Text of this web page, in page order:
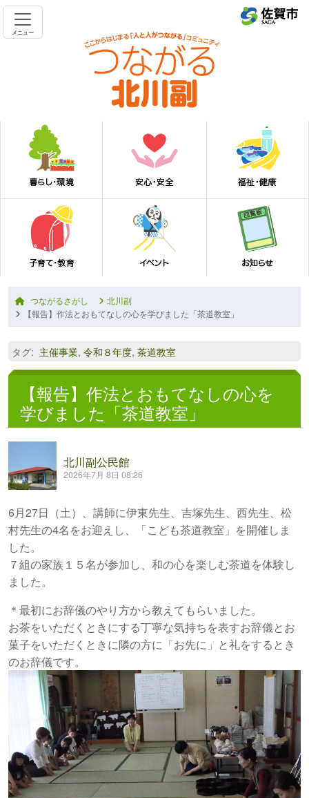
メニュー
つながるさがし
北川副
【報告】作法とおもてなしの心を学びました「茶道教室」
タグ: 主催事業, 令和８年度, 茶道教室
【報告】作法とおもてなしの心を
学びました「茶道教室」
北川副公民館
2026年7月 8日 08:26
6月27日（土）、講師に伊東先生、吉塚先生、西先生、松
村先生の4名をお迎えし、「こども茶道教室」を開催しま
した。
７組の家族１５名が参加し、和の心を楽しむ茶道を体験し
ました。
＊最初にお辞儀のやり方から教えてもらいました。
お茶をいただくときにする丁寧な気持ちを表すお辞儀とお
菓子をいただくときに隣の方に「お先に」と礼をするとき
のお辞儀です。